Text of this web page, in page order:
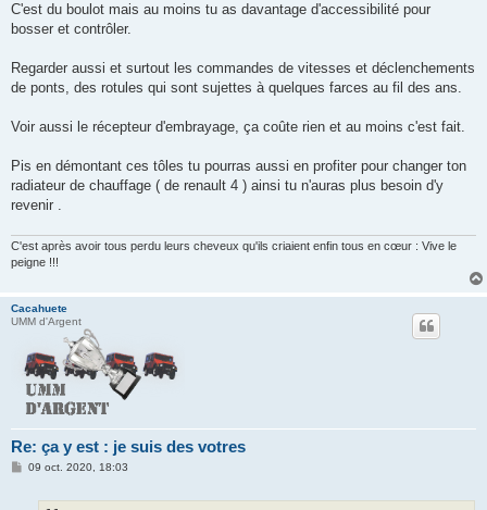
C'est du boulot mais au moins tu as davantage d'accessibilité pour
bosser et contrôler.
Regarder aussi et surtout les commandes de vitesses et déclenchements
de ponts, des rotules qui sont sujettes à quelques farces au fil des ans.
Voir aussi le récepteur d'embrayage, ça coûte rien et au moins c'est fait.
Pis en démontant ces tôles tu pourras aussi en profiter pour changer ton
radiateur de chauffage ( de renault 4 ) ainsi tu n'auras plus besoin d'y
revenir .
C'est après avoir tous perdu leurs cheveux qu'ils criaient enfin tous en cœur : Vive le
peigne !!!
Cacahuete
UMM d'Argent
Re: ça y est : je suis des votres
M09 oct. 2020, 18:03